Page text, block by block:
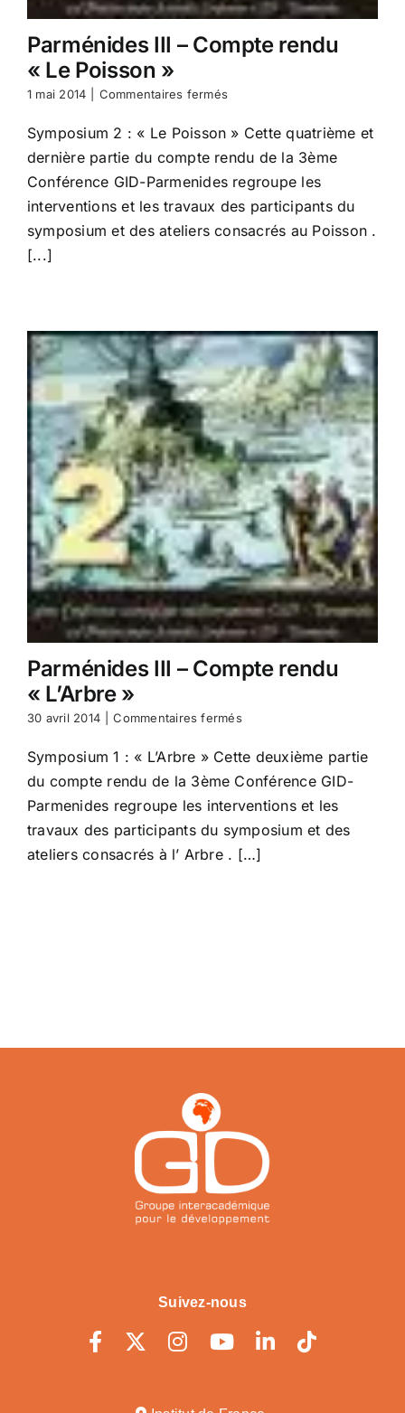
Parménides III – Compte rendu
« Le Poisson »
1 mai 2014 Commentaires ferméssur
III
Compte
rendu
Poisson »
Symposium 2 : « Le Poisson » Cette quatrième et
dernière partie du compte rendu de la 3ème
Conférence GID-Parmenides regroupe les
interventions et les travaux des participants du
symposium et des ateliers consacrés au Poisson .
[...]
Parménides III – Compte rendu
« L’Arbre »
30 avril 2014 Commentaires ferméssur
III
–
Compte
rendu
Symposium 1 : « L’Arbre » Cette deuxième partie
du compte rendu de la 3ème Conférence GID-
Parmenides regroupe les interventions et les
travaux des participants du symposium et des
ateliers consacrés à l’ Arbre . […]
Suivez-nous